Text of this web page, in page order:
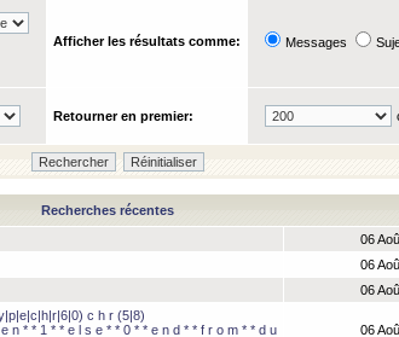
Afficher les résultats comme: Messages
Retourner en premier:
Recherches récentes
06
06
06
c h r (5|8)
* * 1 * * e l s e * * 0 * * e n d * * f r o m * * d u
06